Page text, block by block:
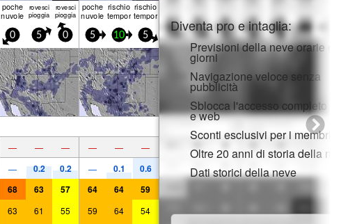
poche
nuvole
rovesci
pioggia
rovesci
pioggia
poche
nuvole
rischio
temporale
rischio
temporale
0 5 0 5 10 5
— — — — — —
— 0.2 0.2 — 0.1 0.6
68 63 57 64 64 59
63 61 55 59 64 54
Diventa pro e intaglia:
Previsioni della neve orarie e a 16
giorni
Navigazione veloce senza
pubblicità
Sblocca l'accesso completo su app
e web
Sconti esclusivi per i membri
Oltre 20 anni di storia della neve
Dati storici della neve